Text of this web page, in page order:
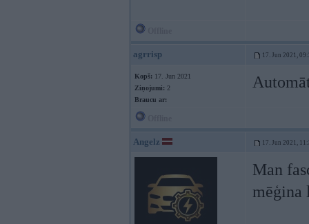
agrrisp 17. Jun 2021,
Kopš: 17. Jun 2021
Ziņojumi: 2
Braucu ar:
Angelz 17. Jun 2021,
Man
mēģina